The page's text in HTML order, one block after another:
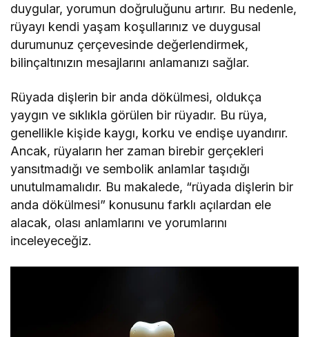
duygular, yorumun doğruluğunu artırır. Bu nedenle,
rüyayı kendi yaşam koşullarınız ve duygusal
durumunuz çerçevesinde değerlendirmek,
bilinçaltınızın mesajlarını anlamanızı sağlar.
Rüyada dişlerin bir anda dökülmesi, oldukça
yaygın ve sıklıkla görülen bir rüyadır. Bu rüya,
genellikle kişide kaygı, korku ve endişe uyandırır.
Ancak, rüyaların her zaman birebir gerçekleri
yansıtmadığı ve sembolik anlamlar taşıdığı
unutulmamalıdır. Bu makalede, “rüyada dişlerin bir
anda dökülmesi” konusunu farklı açılardan ele
alacak, olası anlamlarını ve yorumlarını
inceleyeceğiz.